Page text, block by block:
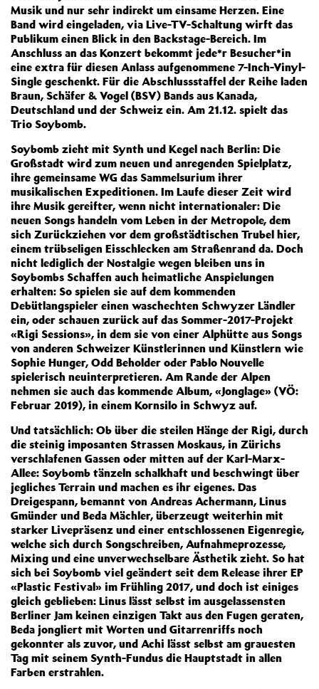
Musik und nur sehr indirekt um einsame Herzen. Eine
Band wird eingeladen, via Live-TV-Schaltung wirft das
Publikum einen Blick in den Backstage-Bereich. Im
Anschluss an das Konzert bekommt jede*r Besucher*in
eine extra für diesen Anlass aufgenommene 7-Inch-Vinyl-
Single geschenkt. Für die Abschlussstaffel der Reihe laden
Braun, Schäfer & Vogel (BSV) Bands aus Kanada,
Deutschland und der Schweiz ein. Am 21.12. spielt das
Trio Soybomb.
Soybomb zieht mit Synth und Kegel nach Berlin: Die
Großstadt wird zum neuen und anregenden Spielplatz,
ihre gemeinsame WG das Sammelsurium ihrer
musikalischen Expeditionen. Im Laufe dieser Zeit wird
ihre Musik gereifter, wenn nicht internationaler: Die
neuen Songs handeln vom Leben in der Metropole, dem
sich Zurückziehen vor dem großstädtischen Trubel hier,
einem trübseligen Eisschlecken am Straßenrand da. Doch
nicht lediglich der Nostalgie wegen bleiben uns in
Soybombs Schaffen auch heimatliche Anspielungen
erhalten: So spielen sie auf dem kommenden
Debütlangspieler einen waschechten Schwyzer Ländler
ein, oder schauen zurück auf das Sommer-2017-Projekt
«Rigi Sessions», in dem sie von einer Alphütte aus Songs
von anderen Schweizer Künstlerinnen und Künstlern wie
Sophie Hunger, Odd Beholder oder Pablo Nouvelle
spielerisch neuinterpretieren. Am Rande der Alpen
nehmen sie auch das kommende Album, «Jonglage» (VÖ:
Februar 2019), in einem Kornsilo in Schwyz auf.
Und tatsächlich: Ob über die steilen Hänge der Rigi, durch
die steinig imposanten Strassen Moskaus, in Zürichs
verschlafenen Gassen oder mitten auf der Karl-Marx-
Allee: Soybomb tänzeln schalkhaft und beschwingt über
jegliches Terrain und machen es ihr eigenes. Das
Dreigespann, bemannt von Andreas Achermann, Linus
Gmünder und Beda Mächler, überzeugt weiterhin mit
starker Livepräsenz und einer entschlossenen Eigenregie,
welche sich durch Songschreiben, Aufnahmeprozesse,
Mixing und eine unverwechselbare Ästhetik zieht. So hat
sich bei Soybomb viel geändert seit dem Release ihrer EP
«Plastic Festival» im Frühling 2017, und doch ist einiges
gleich geblieben: Linus lässt selbst im ausgelassensten
Berliner Jam keinen einzigen Takt aus den Fugen geraten,
Beda jongliert mit Worten und Gitarrenriffs noch
gekonnter als zuvor, und Achi lässt selbst am grauesten
Tag mit seinem Synth-Fundus die Hauptstadt in allen
Farben erstrahlen.